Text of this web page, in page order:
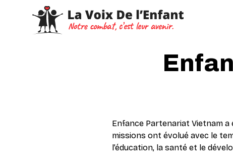
Enfance Partenariat Vietnam a
missions ont évolué avec le
l’éducation, la santé et le